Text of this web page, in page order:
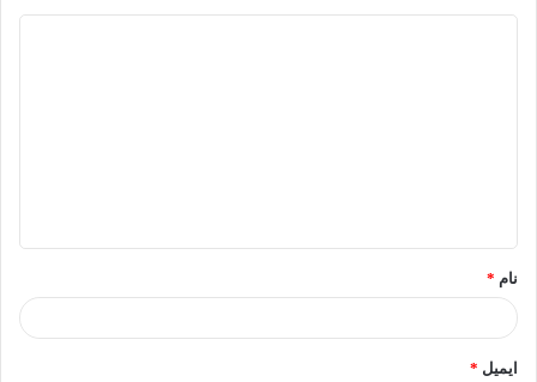
*
نام *
ایمیل *